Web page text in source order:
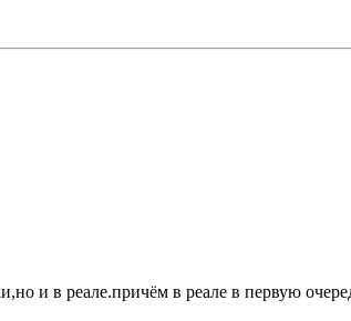
и в реале.причём в реале в первую